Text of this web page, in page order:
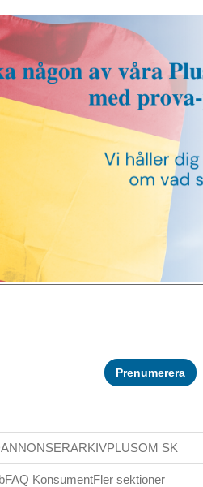
Prenumerera
ARKIVPLUSOM SK
FAQ KonsumentFler sektioner